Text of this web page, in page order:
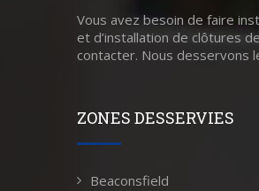
Vous avez besoin de faire
et d’installation de clôtures
contacter. Nous desservons
ZONES DESSERVIES
Beaconsfield